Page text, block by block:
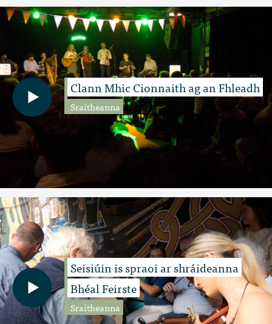
Clann Mhic Cionnaith ag an Fhleadh
Sraitheanna
Seisiúin is spraoi ar shráideanna
Bhéal Feirste
Sraitheanna